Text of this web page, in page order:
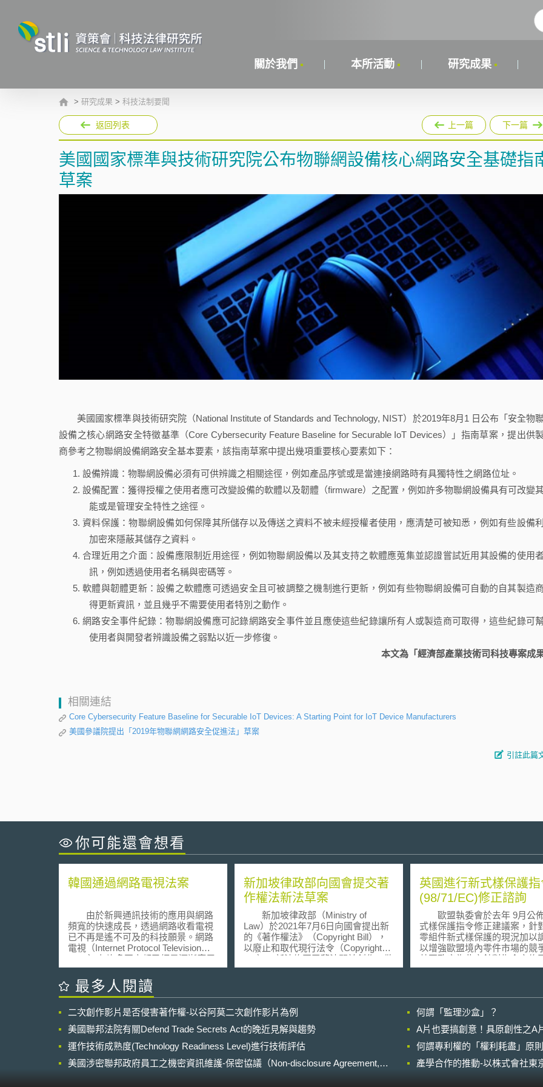
關於我們 本所活動 研究成果
> 研究成果 > 科技法制要聞
返回列表 上一篇 下一篇
美國國家標準與技術研究院公布物聯網設備核心網路安全基礎指
草案
美國國家標準與技術研究院（National Institute of Standards and Technology, NIST）於2019年8月1 日公布「安全物
設備之核心網路安全特徵基準（Core Cybersecurity Feature Baseline for Securable IoT Devices）」指南草案，提出供
商參考之物聯網設備網路安全基本要素，該指南草案中提出幾項重要核心要素如下：
設備辨識：物聯網設備必須有可供辨識之相關途徑，例如產品序號或是當連接網路時有具獨特性之網路位址。
設備配置：獲得授權之使用者應可改變設備的軟體以及韌體（firmware）之配置，例如許多物聯網設備具有可改變
能或是管理安全特性之途徑。
資料保護：物聯網設備如何保障其所儲存以及傳送之資料不被未經授權者使用，應清楚可被知悉，例如有些設備
加密來隱蔽其儲存之資料。
合理近用之介面：設備應限制近用途徑，例如物聯網設備以及其支持之軟體應蒐集並認證嘗試近用其設備的使用
訊，例如透過使用者名稱與密碼等。
軟體與韌體更新：設備之軟體應可透過安全且可被調整之機制進行更新，例如有些物聯網設備可自動的自其製造
得更新資訊，並且幾乎不需要使用者特別之動作。
網路安全事件紀錄：物聯網設備應可記錄網路安全事件並且應使這些紀錄讓所有人或製造商可取得，這些紀錄可
使用者與開發者辨識設備之弱點以近一步修復。
本文為「經濟部產業技術司科技專案成果
相關連結
Core Cybersecurity Feature Baseline for Securable IoT Devices: A Starting Point for IoT Device Manufacturers
美國參議院提出「2019年物聯網網路安全促進法」草案
引註此篇
你可能還會想看
韓國通過網路電視法案
由於新興通訊技術的應用與網路
頻寬的快速成長，透過網路收看電視
已不再是遙不可及的科技願景。網路
電視（Internet Protocol Television；
IPTV）在許多國家都已經是逐漸應用
成熟的服務，但是相對而言，法規的
管制架構卻多仍處於追趕摸索的階
段。 網路電視之相關法制爭議眾
之網路電視定位，是否視同傳統廣播
電視加以管制？相關之義務是否比照
要求（如對於無線電視之必載義
務）？網路電視市場之界定？市場力
量之監督與公平競爭環境之維護等，
皆為重要的關注焦點。 韓國國會
新加坡律政部向國會提交著
作權法新法草案
新加坡律政部（Ministry of
Law）於2021年7月6日向國會提出新
的《著作權法》（Copyright Bill），
以廢止和取代現行法令（Copyright
Act）。新法修正了舊法關於創作、散
布和使用方式的規定，讓法令更與時
者引入新的權利和救濟措施，以確保
著作權能夠繼續鼓勵創作並激發創造
力。例如： (1) 使用者應取得創作者
或表演者的許可，始可公開地利用或
在網路散布創作者或表演者的資料。
此規定係賦予創作者或表演者的身分
英國進行新式樣保護指
(98/71/EC)修正諮詢
歐盟執委會於去年 9月公
式樣保護指令修正建議案，針
零組件新式樣保護的現況加以
以增強歐盟境內零件市場的競
英國政府為此亦針對指令之修
案展開諮詢程序。 依據現行歐盟
技術特徵在內。藉由新式樣保
度，保障權利人投資能有一定
饋，也可激發更多新式樣的設
生。 在前述制度設計下，任何複
合性產品 (如汽車、家電製品)
已為新式樣權利人帶來經濟上
最多人閱讀
二次創作影片是否侵害著作權-以谷阿莫二次創作影片為例
何謂「監理沙盒」？
美國聯邦法院有關Defend Trade Secrets Act的晚近見解與趨勢
A片也要搞創意！具原創性之A
運作技術成熟度(Technology Readiness Level)進行技術評估
何謂專利權的「權利耗盡」原
美國涉密聯邦政府員工之機密資訊維護-保密協議（Non-disclosure Agreement,
產學合作的推動-以株式會社東